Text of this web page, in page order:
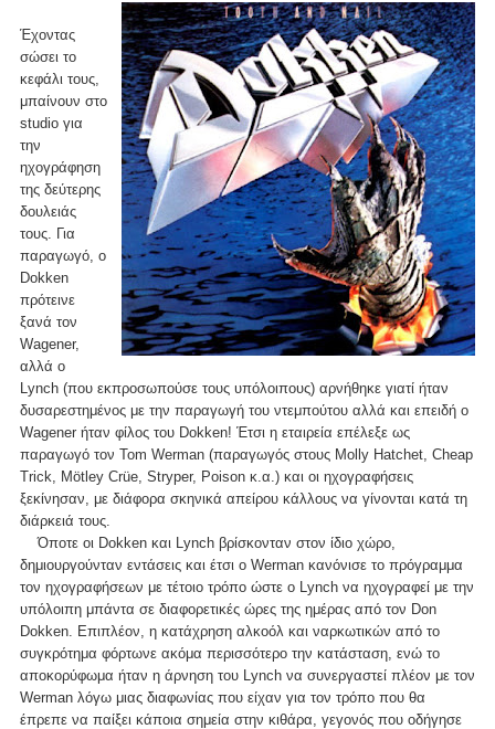
Έχοντας
σώσει το
κεφάλι τους,
μπαίνουν στο
studio για
την
ηχογράφηση
της δεύτερης
δουλειάς
τους. Για
παραγωγό, ο
Dokken
πρότεινε
ξανά τον
Wagener,
αλλά ο
Lynch (που εκπροσωπούσε τους υπόλοιπους) αρνήθηκε γιατί ήταν
δυσαρεστημένος με την παραγωγή του ντεμπούτου αλλά και επειδή ο
Wagener ήταν φίλος του Dokken! Έτσι η εταιρεία επέλεξε ως
παραγωγό τον Tom Werman (παραγωγός στους Molly Hatchet, Cheap
Trick, Mötley Crüe, Stryper, Poison κ.α.) και οι ηχογραφήσεις
ξεκίνησαν, με διάφορα σκηνικά απείρου κάλλους να γίνονται κατά τη
διάρκειά τους.
Όποτε οι Dokken και Lynch βρίσκονταν στον ίδιο χώρο,
δημιουργούνταν εντάσεις και έτσι ο Werman κανόνισε το πρόγραμμα
τον ηχογραφήσεων με τέτοιο τρόπο ώστε ο Lynch να ηχογραφεί με την
υπόλοιπη μπάντα σε διαφορετικές ώρες της ημέρας από τον Don
Dokken. Επιπλέον, η κατάχρηση αλκοόλ και ναρκωτικών από το
συγκρότημα φόρτωνε ακόμα περισσότερο την κατάσταση, ενώ το
αποκορύφωμα ήταν η άρνηση του Lynch να συνεργαστεί πλέον με τον
Werman λόγω μιας διαφωνίας που είχαν για τον τρόπο που θα
έπρεπε να παίξει κάποια σημεία στην κιθάρα, γεγονός που οδήγησε